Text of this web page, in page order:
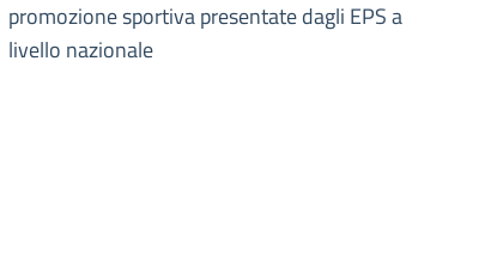
promozione sportiva presentate dagli EPS a
livello nazionale